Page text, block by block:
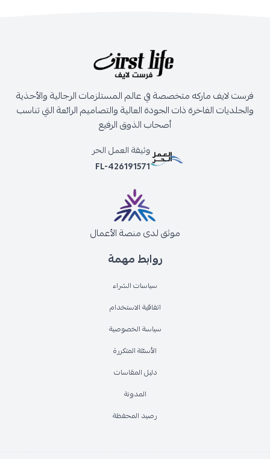
روابط مهمة
سياسات الشراء
اتفاقية الاستخدام
سياسة الخصوصية
الأسئلة المتكررة
دليل المقاسات
المدونة
رصيد المحفظة
فرست لايف ماركه متخصصة في عالم المستلزمات الرجالية والأحذية
والجلديات الفاخرة ذات الجودة العالية والتصاميم الرائعة التي تناسب
أصحاب الذوق الرفيع
وثيقة العمل الحر
FL-426191571
موثق لدى منصة الأعمال